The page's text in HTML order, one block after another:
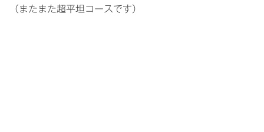
（またまた超平坦コースです）